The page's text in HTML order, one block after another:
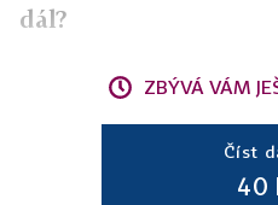
dál?
ZBÝVÁ VÁM
Číst
40